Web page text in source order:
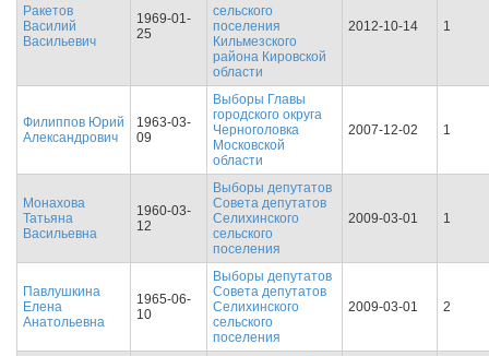
Ракетов
Василий
Васильевич
1969-01-
25
сельского
поселения
Кильмезского
района Кировской
области
2012-10-14 1
Филиппов Юрий
Александрович
1963-03-
09
Выборы Главы
городского округа
Черноголовка
Московской
области
2007-12-02 1
Монахова
Татьяна
Васильевна
1960-03-
12
Выборы депутатов
Совета депутатов
Селихинского
сельского
поселения
2009-03-01 1
Павлушкина
Елена
Анатольевна
1965-06-
10
Выборы депутатов
Совета депутатов
Селихинского
сельского
поселения
2009-03-01 2